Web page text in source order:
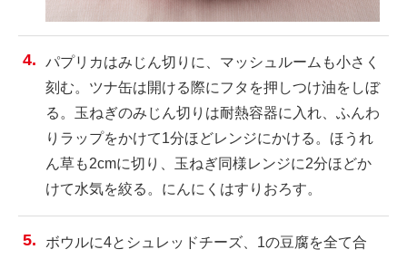
パプリカはみじん切りに、マッシュルームも小さく
刻む。ツナ缶は開ける際にフタを押しつけ油をしぼ
る。玉ねぎのみじん切りは耐熱容器に入れ、ふんわ
りラップをかけて1分ほどレンジにかける。ほうれ
ん草も2cmに切り、玉ねぎ同様レンジに2分ほどか
けて水気を絞る。にんにくはすりおろす。
ボウルに4とシュレッドチーズ、1の豆腐を全て合